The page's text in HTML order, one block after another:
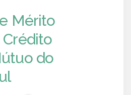
Mérito
Crédito
do